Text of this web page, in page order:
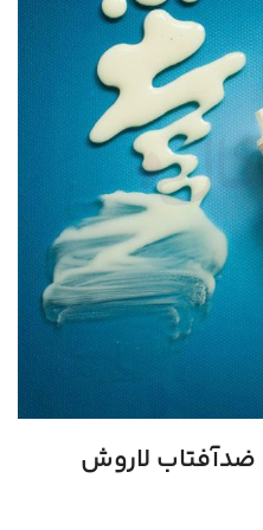
ضدآفتاب لاروش